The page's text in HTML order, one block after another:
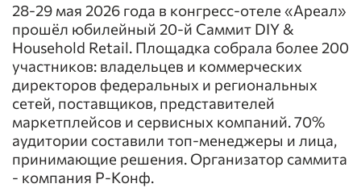
28-29 мая 2026 года в конгресс-отеле «Ареал»
прошёл юбилейный 20-й Саммит DIY &
Household Retail. Площадка собрала более 200
участников: владельцев и коммерческих
директоров федеральных и региональных
сетей, поставщиков, представителей
маркетплейсов и сервисных компаний. 70%
аудитории составили топ-менеджеры и лица,
принимающие решения. Организатор саммита
- компания Р-Конф.